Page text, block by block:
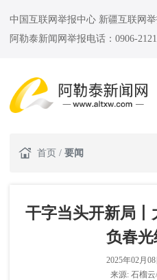
中国互联网举报中心 新疆互联网
阿勒泰新闻网举报电话：0906-
首页 / 要闻
干字当头开新局
负春
2025年02月
来源:石榴